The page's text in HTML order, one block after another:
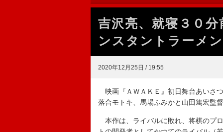
吉沢亮、就寝３０
ンスタントラーメ
2020年12月25日 / 19:55
映画『ＡＷＡＫＥ』初日舞台あいさ
落合モトキ、馬場ふみかと山田篤宏監
本作は、ライバルに敗れ、将棋のプ